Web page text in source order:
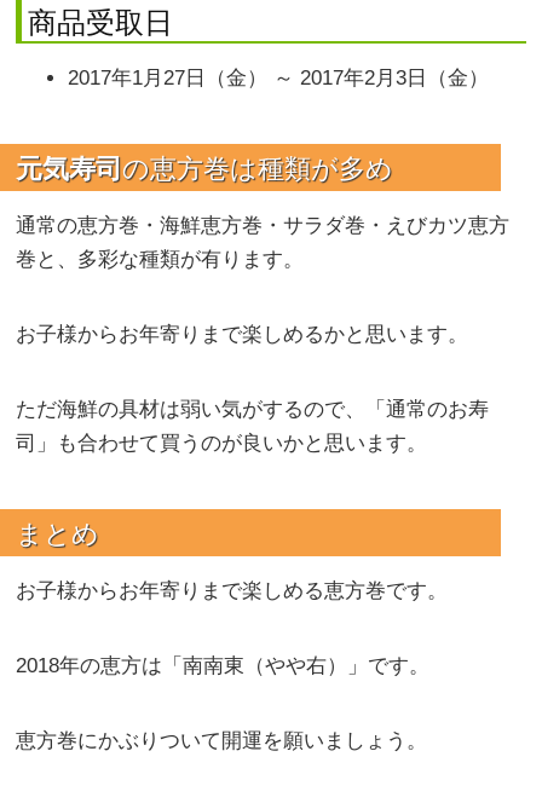
商品受取日
2017年1月27日（金） ～ 2017年2月3日（金）
元気寿司 の恵方巻は種類が多め
通常の恵方巻・海鮮恵方巻・サラダ巻・えびカツ恵方
巻と、多彩な種類が有ります。
お子様からお年寄りまで楽しめるかと思います。
ただ海鮮の具材は弱い気がするので、「通常のお寿
司」も合わせて買うのが良いかと思います。
まとめ
お子様からお年寄りまで楽しめる恵方巻です。
2018年の恵方は「南南東（やや右）」です。
恵方巻にかぶりついて開運を願いましょう。